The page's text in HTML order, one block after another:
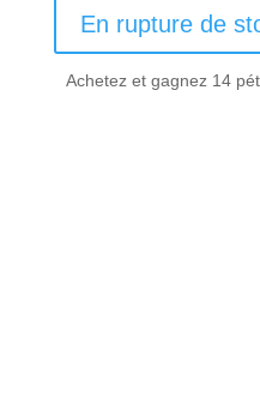
En rupture de
Achetez et gagnez 14